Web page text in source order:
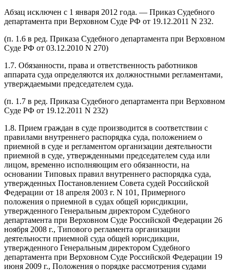
Абзац исключен с 1 января 2012 года. — Приказ Судебного
департамента при Верховном Суде РФ от 19.12.2011 N 232.
(п. 1.6 в ред. Приказа Судебного департамента при Верховном
Суде РФ от 03.12.2010 N 270)
1.7. Обязанности, права и ответственность работников
аппарата суда определяются их должностными регламентами,
утверждаемыми председателем суда.
(п. 1.7 в ред. Приказа Судебного департамента при Верховном
Суде РФ от 19.12.2011 N 232)
1.8. Прием граждан в суде производится в соответствии с
правилами внутреннего распорядка суда, положением о
приемной в суде и регламентом организации деятельности
приемной в суде, утвержденными председателем суда или
лицом, временно исполняющим его обязанности, на
основании Типовых правил внутреннего распорядка суда,
утвержденных Постановлением Совета судей Российской
Федерации от 18 апреля 2003 г. N 101, Примерного
положения о приемной в судах общей юрисдикции,
утвержденного Генеральным директором Судебного
департамента при Верховном Суде Российской Федерации 26
ноября 2008 г., Типового регламента организации
деятельности приемной суда общей юрисдикции,
утвержденного Генеральным директором Судебного
департамента при Верховном Суде Российской Федерации 19
июня 2009 г., Положения о порядке рассмотрения судами